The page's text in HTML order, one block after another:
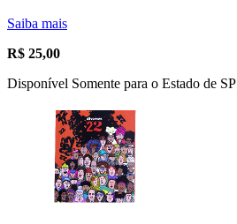
Saiba mais
R$ 25,00
Disponível Somente para o Estado de SP